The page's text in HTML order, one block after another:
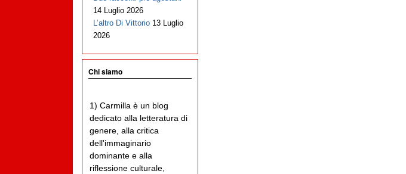
14 Luglio 2026
L’altro Di Vittorio 13 Luglio
2026
Chi siamo
1) Carmilla è un blog
dedicato alla letteratura di
genere, alla critica
dell'immaginario
dominante e alla
riflessione culturale,